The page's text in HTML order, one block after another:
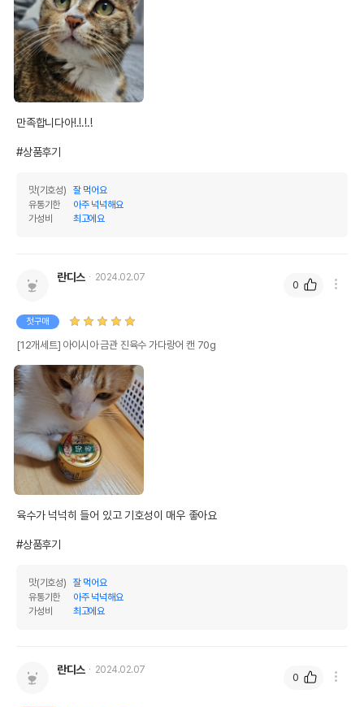
유통기한
만족합니다아!.!.!.!
#상품후기
맛(기호성)
잘 먹어요
유통기한
아주 넉넉해요
가성비
최고에요
란디스 2024.02.07
첫구매
[12개세트] 아이시아 금관 진육수 가다랑어 캔 70g
육수가 넉넉히 들어 있고 기호성이 매우 좋아요
#상품후기
맛(기호성)
잘 먹어요
유통기한
아주 넉넉해요
가성비
최고에요
0
란디스 2024.02.07
0